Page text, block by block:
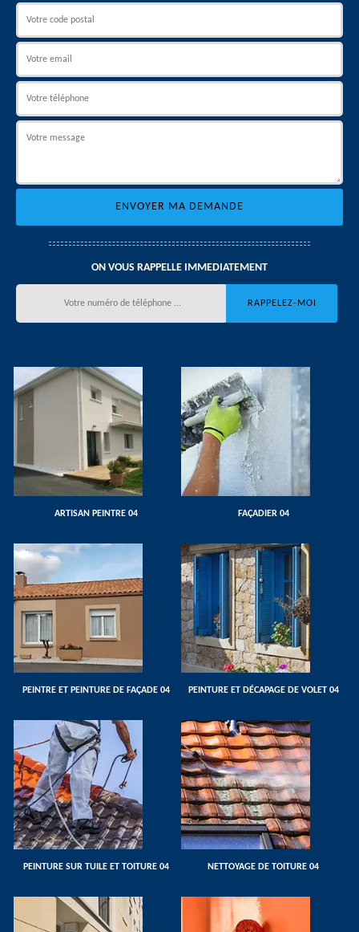
ON VOUS RAPPELLE IMMEDIATEMENT
ARTISAN PEINTRE 04 FAÇADIER 04
PEINTRE ET PEINTURE DE FAÇADE 04 PEINTURE ET DÉCAPAGE DE VOLET 04
PEINTURE SUR TUILE ET TOITURE 04 NETTOYAGE DE TOITURE 04